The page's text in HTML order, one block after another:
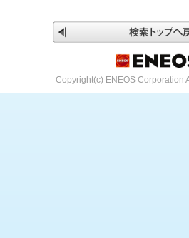
Copyright(c) ENEOS Corporation